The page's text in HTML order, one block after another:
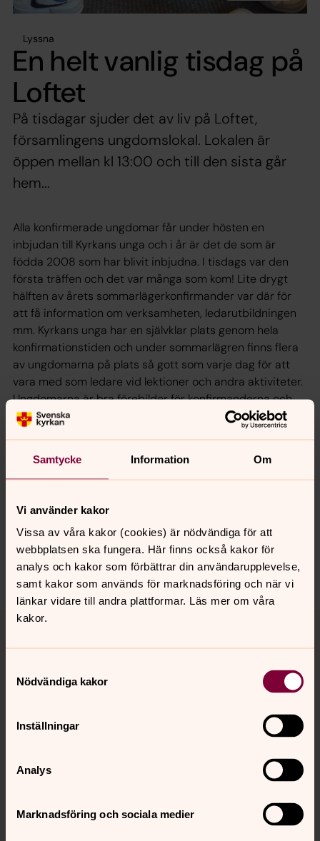
Samtycke Information Om
Vi använder kakor
Vissa av våra kakor (cookies) är nödvändiga för att
webbplatsen ska fungera. Här finns också kakor för
analys och kakor som förbättrar din användarupplevelse,
samt kakor som används för marknadsföring och när vi
länkar vidare till andra plattformar. Läs mer om våra
kakor.
Nödvändiga kakor
Inställningar
Analys
Marknadsföring och sociala medier
Lyssna
En helt vanlig tisdag på
Loftet
På tisdagar sjuder det av liv på Loftet,
församlingens ungdomslokal. Lokalen är
öppen mellan kl 13:00 och till den sista går
hem...
Alla konfirmerade ungdomar får under hösten en
inbjudan till Kyrkans unga och i år är det de som är
födda 2008 som har blivit inbjudna. I tisdags var den
första träffen och det var många som kom! Lite drygt
hälften av årets sommarlägerkonfirmander var där för
att få information om verksamheten, ledarutbildningen
mm. Kyrkans unga har en självklar plats genom hela
konfirmationstiden och under sommarlägren finns flera
av ungdomarna på plats så gott som varje dag för att
vara med som ledare vid lektioner och andra aktiviteter.
Ungdomarna är bra förebilder för konfirmanderna och
tar sig an ledaruppdraget med stor glädje och
engagemang.
Synpunkter eller frågor på sidans
innehåll?
jukkasjarvi.forsamling@svenskakyrkan.se
Dela
Tillbaka till toppen
Tillbaka till innehållet
Kontakt